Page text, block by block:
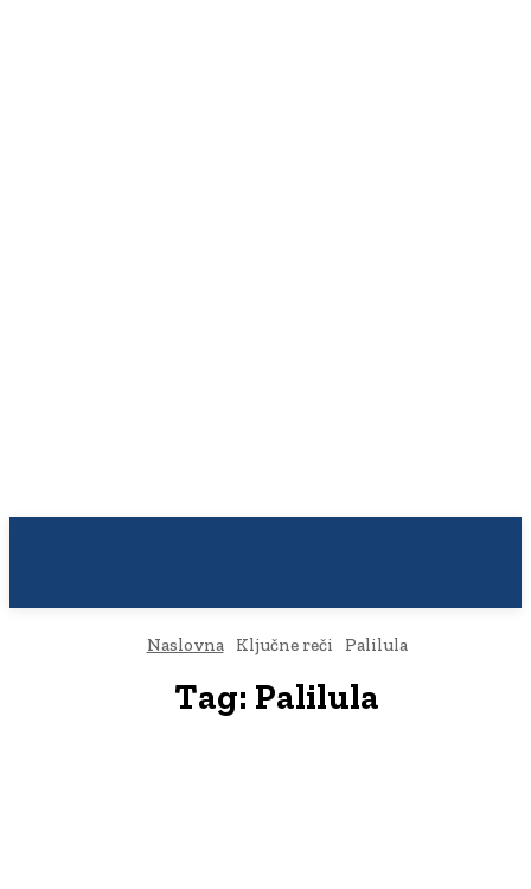
Naslovna Ključne reči Palilula
Tag: Palilula